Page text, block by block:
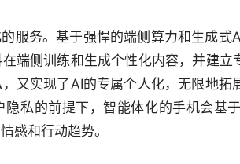
服务。基于强悍的端侧算力和生成
端侧训练和生成个性化内容，并建
又实现了AI的专属个人化，无限地拓
私的前提下，智能体化的手机会基
感和行动趋势。